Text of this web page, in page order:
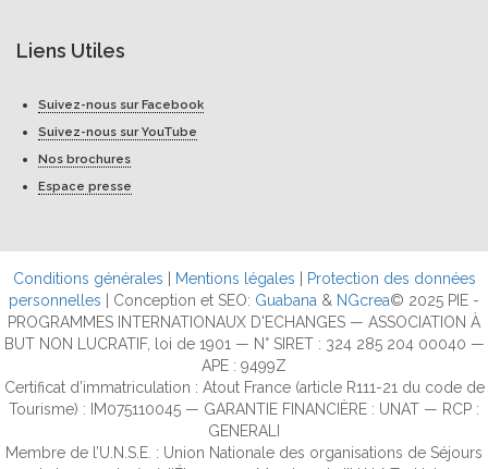
Liens Utiles
Suivez-nous sur Facebook
Suivez-nous sur YouTube
Nos brochures
Espace presse
Conditions générales Mentions légales
Protection des données
personnelles | Conception et SEO: Guabana & NGcrea© 2025 PIE -
PROGRAMMES INTERNATIONAUX D'ECHANGES — ASSOCIATION À
BUT NON LUCRATIF, loi de 1901 — N° SIRET : 324 285 204 00040 —
APE : 9499Z
Certificat d’immatriculation : Atout France (article R111-21 du code de
Tourisme) : IM075110045 — GARANTIE FINANCIÈRE : UNAT — RCP :
GENERALI
Membre de l’U.N.S.E. : Union Nationale des organisations de Séjours